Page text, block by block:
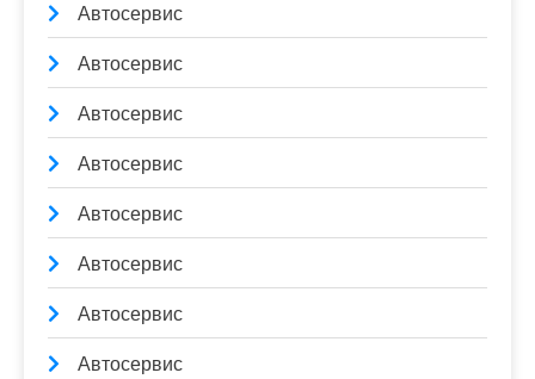
Автосервис
Автосервис
Автосервис
Автосервис
Автосервис
Автосервис
Автосервис
Автосервис